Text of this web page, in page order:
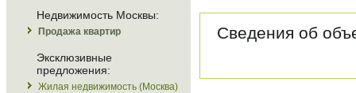
Недвижимость Москвы:
Продажа квартир
Эксклюзивные
предложения:
Жилая недвижимость (Москва)
Сведения об